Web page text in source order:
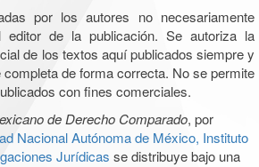
por los autores no necesariamente
editor de la publicación. Se autoriza la
de los textos aquí publicados siempre y
de forma correcta. No se permite
con fines comerciales.
de Derecho Comparado, por
Nacional Autónoma de México, Instituto
Jurídicas se distribuye bajo una